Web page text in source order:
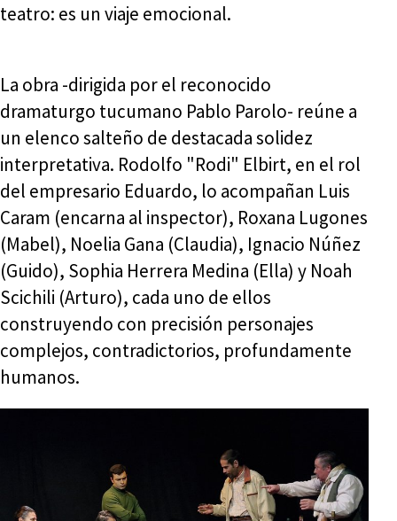
teatro: es un viaje emocional.
La obra -dirigida por el reconocido
dramaturgo tucumano Pablo Parolo- reúne a
un elenco salteño de destacada solidez
interpretativa. Rodolfo "Rodi" Elbirt, en el rol
del empresario Eduardo, lo acompañan Luis
Caram (encarna al inspector), Roxana Lugones
(Mabel), Noelia Gana (Claudia), Ignacio Núñez
(Guido), Sophia Herrera Medina (Ella) y Noah
Scichili (Arturo), cada uno de ellos
construyendo con precisión personajes
complejos, contradictorios, profundamente
humanos.